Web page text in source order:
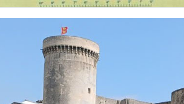
nationalités et de toutes époques. De nombreuses